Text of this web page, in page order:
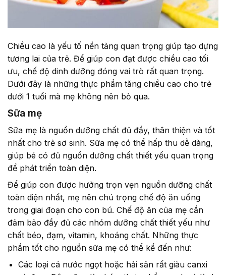
Chiều cao là yếu tố nền tảng quan trọng giúp tạo dựng
tương lai của trẻ. Để giúp con đạt được chiều cao tối
ưu, chế độ dinh dưỡng đóng vai trò rất quan trọng.
Dưới đây là những thực phẩm tăng chiều cao cho trẻ
dưới 1 tuổi mà mẹ không nên bỏ qua.
Sữa mẹ
Sữa mẹ là nguồn dưỡng chất đủ đầy, thân thiện và tốt
nhất cho trẻ sơ sinh. Sữa mẹ có thể hấp thu dễ dàng,
giúp bé có đủ nguồn dưỡng chất thiết yếu quan trọng
để phát triển toàn diện.
Để giúp con được hưởng trọn vẹn nguồn dưỡng chất
toàn diện nhất, mẹ nên chú trọng chế độ ăn uống
trong giai đoạn cho con bú. Chế độ ăn của mẹ cần
đảm bảo đầy đủ các nhóm dưỡng chất thiết yếu như
chất béo, đạm, vitamin, khoáng chất. Những thực
phẩm tốt cho nguồn sữa mẹ có thể kể đến như:
Các loại cá nước ngọt hoặc hải sản rất giàu canxi